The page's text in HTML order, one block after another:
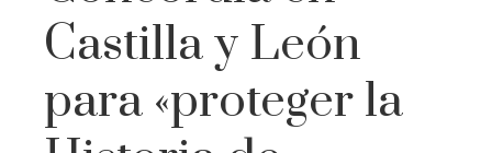
Castilla y León
para «proteger la